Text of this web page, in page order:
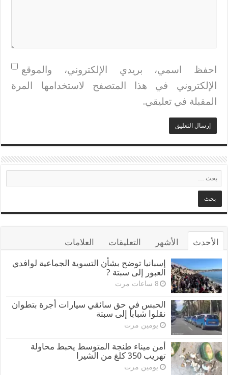
احفظ اسمي، بريدي الإلكتروني، والموقع
الإلكتروني في هذا المتصفح لاستخدامها المرة
المقبلة في تعليقي.
الأحدث الأشهر التعليقات العلامات
إسبانيا توضح بشأن التسوية الجماعية لوافدي
العبور إلى سبتة ?
8 ساعات مرت
الحبس في حق سائقي سيارات أجرة بتطوان
نقلوا شبابا إلى سبتة
يومين مرت
أمن ميناء طنجة المتوسط يحبط محاولة
تهريب 350 كلغ من الشيرا
يومين مرت